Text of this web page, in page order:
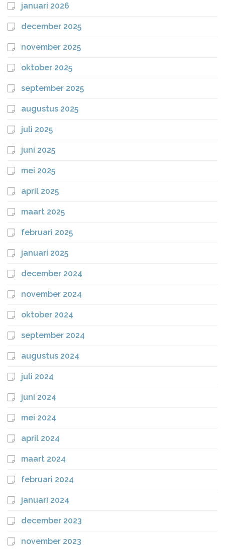
januari 2026
december 2025
november 2025
oktober 2025
september 2025
augustus 2025
juli 2025
juni 2025
mei 2025
april 2025
maart 2025
februari 2025
januari 2025
december 2024
november 2024
oktober 2024
september 2024
augustus 2024
juli 2024
juni 2024
mei 2024
april 2024
maart 2024
februari 2024
januari 2024
december 2023
november 2023